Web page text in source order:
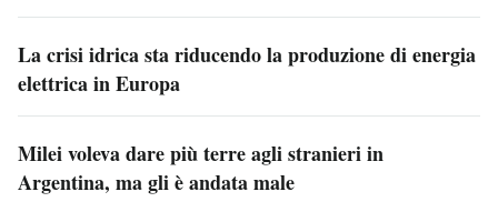
La crisi idrica sta riducendo la produzione di energia
elettrica in Europa
Milei voleva dare più terre agli stranieri in
Argentina, ma gli è andata male